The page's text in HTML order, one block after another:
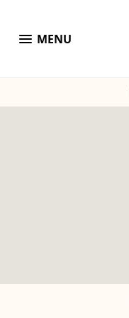
menu MENU